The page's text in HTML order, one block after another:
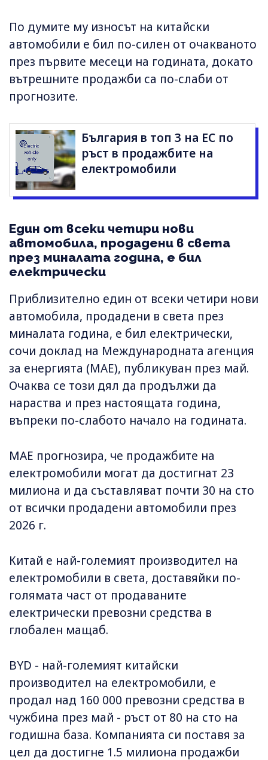
По думите му износът на китайски
автомобили е бил по-силен от очакваното
през първите месеци на годината, докато
вътрешните продажби са по-слаби от
прогнозите.
България в топ 3 на ЕС по
ръст в продажбите на
електромобили
Един от всеки четири нови
автомобила, продадени в света
през миналата година, е бил
електрически
Приблизително един от всеки четири нови
автомобила, продадени в света през
миналата година, е бил електрически,
сочи доклад на Международната агенция
за енергията (МАЕ), публикуван през май.
Очаква се този дял да продължи да
нараства и през настоящата година,
въпреки по-слабото начало на годината.
МАЕ прогнозира, че продажбите на
електромобили могат да достигнат 23
милиона и да съставляват почти 30 на сто
от всички продадени автомобили през
2026 г.
Китай е най-големият производител на
електромобили в света, доставяйки по-
голямата част от продаваните
електрически превозни средства в
глобален мащаб.
BYD - най-големият китайски
производител на електромобили, е
продал над 160 000 превозни средства в
чужбина през май - ръст от 80 на сто на
годишна база. Компанията си поставя за
цел да достигне 1.5 милиона продажби